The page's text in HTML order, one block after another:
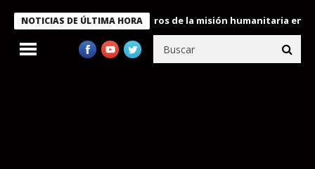
NOTICIAS DE ÚLTIMA HORA
condecora a miembros de la misión humanitaria enviada a